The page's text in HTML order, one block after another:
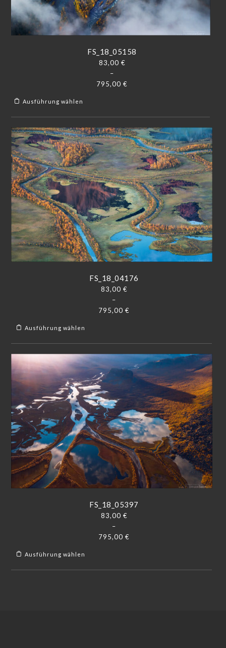
FS_18_05158
83,00 €
–
795,00€
Ausführung wählen
FS_18_04176
83,00 €
–
795,00 €
Ausführung wählen
FS_18_05397
83,00 €
–
795,00 €
Ausführung wählen